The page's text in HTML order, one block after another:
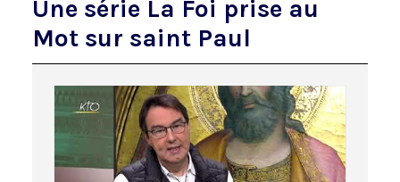
Une série La Foi prise au
Mot sur saint Paul